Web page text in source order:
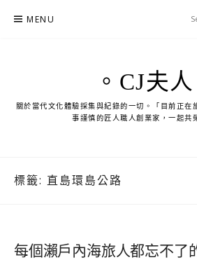
MENU
。CJ夫人
關於當代文化體驗採集與紀錄的一切。「目前正在
事謹慎的匠人職人創業家，一起共
標籤: 直島環島公路
每個瀨戶內海旅人都忘不了